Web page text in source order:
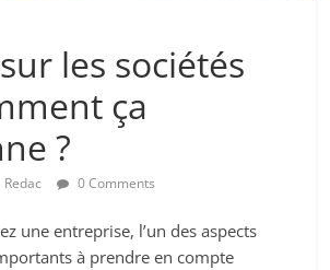
les sociétés
ça
?
Redac 0 Comments
une entreprise, l’un des aspects
à prendre en compte